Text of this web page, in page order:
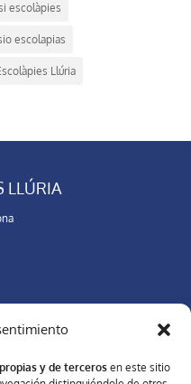
propias y de terceros en este sitio
escolàpies
escolapias
Llúria
LLÚRIA